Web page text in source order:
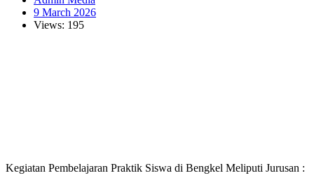
9 March 2026
Views: 195
Kegiatan Pembelajaran Praktik Siswa di Bengkel Meliputi Jurusan :